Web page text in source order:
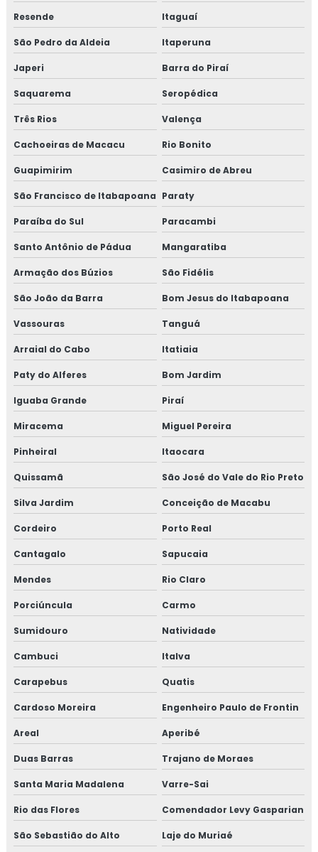
Consultoria em HACCP APPCC com foco no BRCGS
Consultoria em HACCP codex alimentarius
Consultoria em homologação de fornecedor
Consultoria em homologação de fornecedores e
transportadoras
Consultoria em implantação de programa 5s
Consultoria em implementação gfsi
Consultoria em iso 14001
Consultoria em iso 9001
Consultoria em legislação de alimentos
Consultoria em manipulação de alimentos
Consultoria em mapeamento de processos e gestão de
riscos
Consultoria em microbiologia de alimentos com base em
salmonella
Consultoria em migração da norma GMP+ 2020
Consultoria em migração para versão 6.0 da norma FSSC
22000
Consultoria na norma FSSC 22000
Consultoria em plano gerenciamento de resíduos sólidos
Consultoria em política da qualidade
auditoria
Consultoria em programa 5s
Consultoria em rastreabilidade e recall
Resende Itaguaí
São Pedro da Aldeia Itaperuna
Japeri Barra do Piraí
Saquarema Seropédica
Três Rios Valença
Cachoeiras de Macacu Rio Bonito
Guapimirim Casimiro de Abreu
São Francisco de Itabapoana Paraty
Paraíba do Sul Paracambi
Santo Antônio de Pádua Mangaratiba
Armação dos Búzios São Fidélis
São João da Barra Bom Jesus do Itabapoana
Vassouras Tanguá
Arraial do Cabo Itatiaia
Paty do Alferes Bom Jardim
Iguaba Grande Piraí
Miracema Miguel Pereira
Pinheiral Itaocara
Quissamã São José do Vale do Rio Preto
Silva Jardim Conceição de Macabu
Cordeiro Porto Real
Cantagalo Sapucaia
Mendes Rio Claro
Porciúncula Carmo
Sumidouro Natividade
Cambuci Italva
Carapebus Quatis
Cardoso Moreira Engenheiro Paulo de Frontin
Areal Aperibé
Duas Barras Trajano de Moraes
Santa Maria Madalena Varre-Sai
Rio das Flores Comendador Levy Gasparian
São Sebastião do Alto Laje do Muriaé